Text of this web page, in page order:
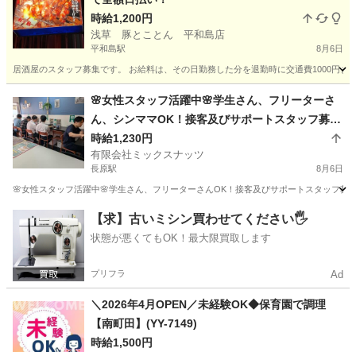
時給1,200円
浅草 豚とことん 平和島店
平和島駅 8月6日
居酒屋のスタッフ募集です。 お給料は、その日勤務した分を退勤時に交通費1000円
平和島駅 居酒屋 スタッフ
🌸女性スタッフ活躍中🌸学生さん、フリーターさ
ん、シンママOK！接客及びサポートスタッフ募
集！
時給1,230円
有限会社ミックスナッツ
長原駅 8月6日
🌸女性スタッフ活躍中🌸学生さん、フリーターさんOK！接客及びサポートスタッフ
東京 大田区 長原駅 カフェ スタッフ
【求】古いミシン買わせてください🖐️
状態が悪くてもOK！最大限買取します
プリフラ Ad
＼2026年4月OPEN／未経験OK◆保育園で調理
【南町田】(YY-7149)
時給1,500円